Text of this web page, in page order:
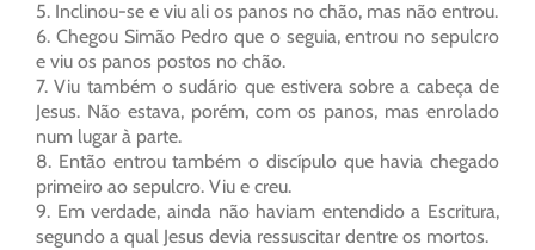
5. Inclinou-se e viu ali os panos no chão, mas não entrou.
6. Chegou Simão Pedro que o seguia, entrou no sepulcro
e viu os panos postos no chão.
7. Viu também o sudário que estivera sobre a cabeça de
Jesus. Não estava, porém, com os panos, mas enrolado
num lugar à parte.
8. Então entrou também o discípulo que havia chegado
primeiro ao sepulcro. Viu e creu.
9. Em verdade, ainda não haviam entendido a Escritura,
segundo a qual Jesus devia ressuscitar dentre os mortos.